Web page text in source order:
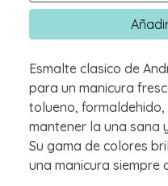
Esmalte clasico de
para un manicura
tolueno,
mantener la una sana
Su gama de colores
una manicura siempre